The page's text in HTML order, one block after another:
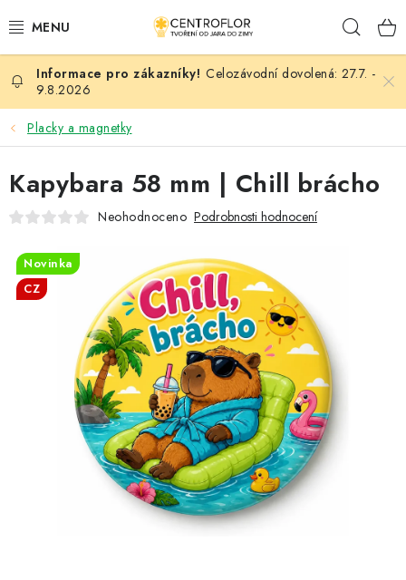
na
SEZÓNNÍ TVOŘENÍ
DŘEVĚNÉ VÝROBKY
MEDAILE
PLACKY A MAGNETKY
VŠE PRO TVOŘENÍ
KVĚTINY A LISTY
NOVINKY
TIPY NA TVOŘENÍ
Kontaktujte nás
O nás - kdo jsme?
Celozávodní dovolená: 27.7. -
9.8.2026
Placky a magnetky
Kapybara 58 mm | Chill brácho
Neohodnoceno Podrobnosti hodnocení
Novinka
CZ